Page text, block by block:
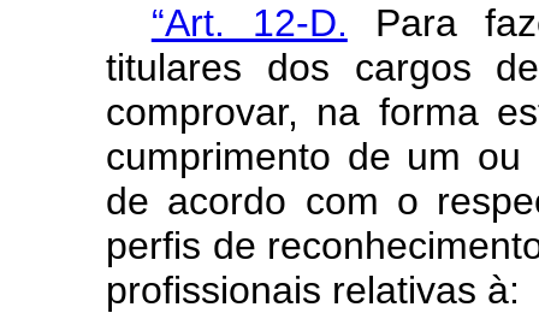
“Art. 12-D. Para
titulares dos cargos
comprovar, na forma
cumprimento de um ou
de acordo com o
perfis de
profissionais relativas à: